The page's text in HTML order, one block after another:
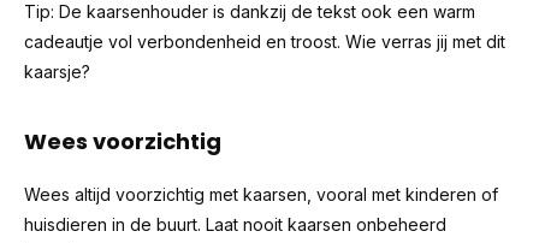
Tip: De kaarsenhouder is dankzij de tekst ook een warm
cadeautje vol verbondenheid en troost. Wie verras jij met dit
kaarsje?
Wees voorzichtig
Wees altijd voorzichtig met kaarsen, vooral met kinderen of
huisdieren in de buurt. Laat nooit kaarsen onbeheerd